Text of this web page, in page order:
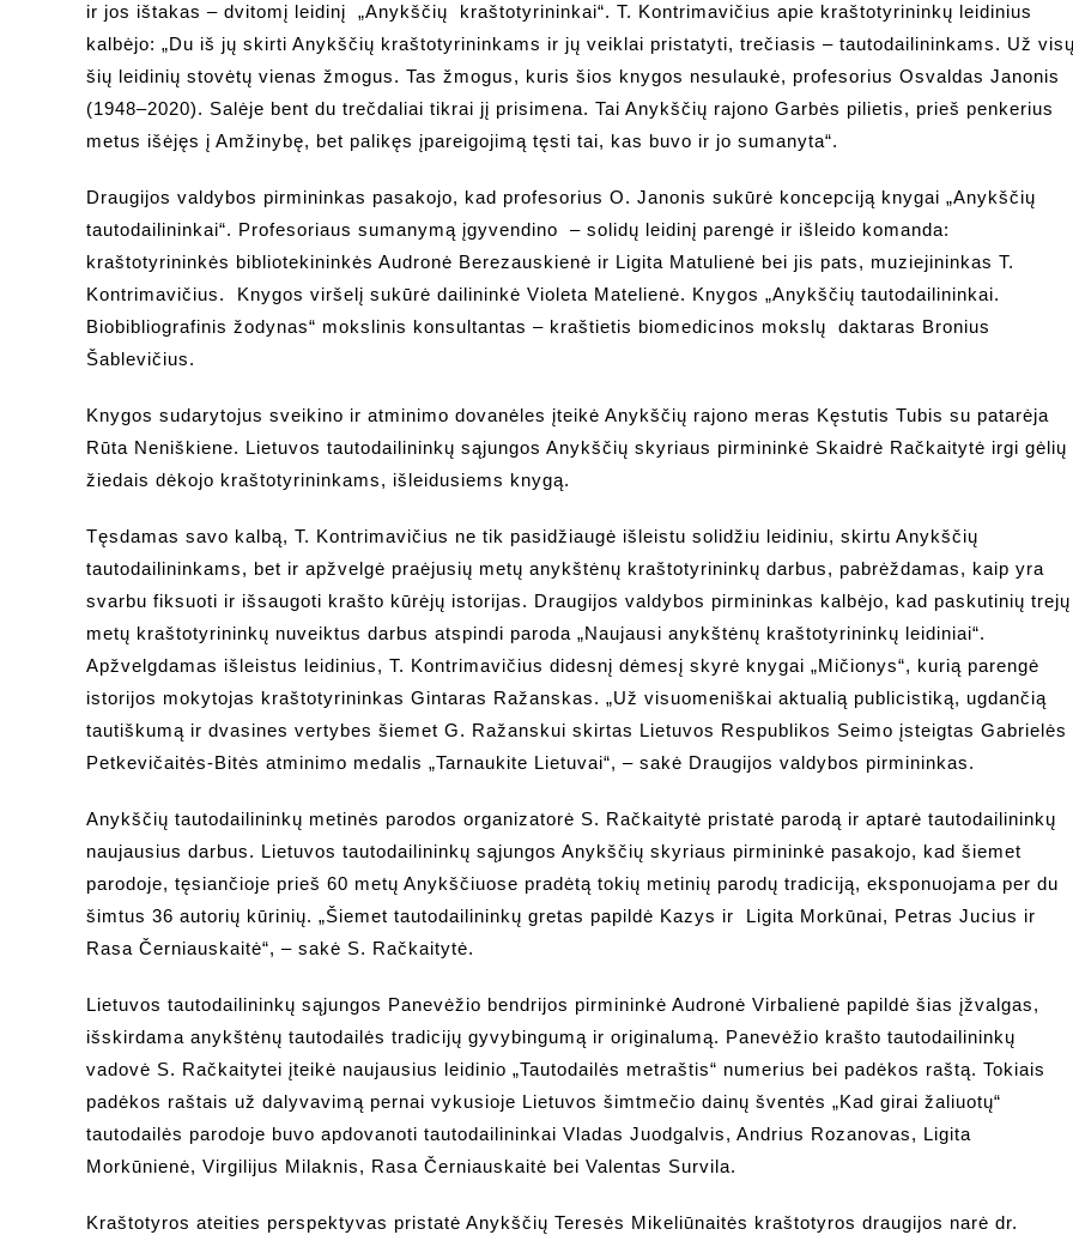
ir jos ištakas – dvitomį leidinį „Anykščių kraštotyrininkai“. T. Kontrimavičius apie kraštotyrininkų leidinius
kalbėjo: „Du iš jų skirti Anykščių kraštotyrininkams ir jų veiklai pristatyti, trečiasis – tautodailininkams. Už
šių leidinių stovėtų vienas žmogus. Tas žmogus, kuris šios knygos nesulaukė, profesorius Osvaldas Janonis
(1948–2020). Salėje bent du trečdaliai tikrai jį prisimena. Tai Anykščių rajono Garbės pilietis, prieš penkerius
metus išėjęs į Amžinybę, bet palikęs įpareigojimą tęsti tai, kas buvo ir jo sumanyta“.
Draugijos valdybos pirmininkas pasakojo, kad profesorius O. Janonis sukūrė koncepciją knygai „Anykščių
tautodailininkai“. Profesoriaus sumanymą įgyvendino – solidų leidinį parengė ir išleido komanda:
kraštotyrininkės bibliotekininkės Audronė Berezauskienė ir Ligita Matulienė bei jis pats, muziejininkas T.
Kontrimavičius. Knygos viršelį sukūrė dailininkė Violeta Matelienė. Knygos „Anykščių tautodailininkai.
Biobibliografinis žodynas“ mokslinis konsultantas – kraštietis biomedicinos mokslų daktaras Bronius
Šablevičius.
Knygos sudarytojus sveikino ir atminimo dovanėles įteikė Anykščių rajono meras Kęstutis Tubis su patarėja
Rūta Neniškiene. Lietuvos tautodailininkų sąjungos Anykščių skyriaus pirmininkė Skaidrė Račkaitytė irgi gėlių
žiedais dėkojo kraštotyrininkams, išleidusiems knygą.
Tęsdamas savo kalbą, T. Kontrimavičius ne tik pasidžiaugė išleistu solidžiu leidiniu, skirtu Anykščių
tautodailininkams, bet ir apžvelgė praėjusių metų anykštėnų kraštotyrininkų darbus, pabrėždamas, kaip yra
svarbu fiksuoti ir išsaugoti krašto kūrėjų istorijas. Draugijos valdybos pirmininkas kalbėjo, kad paskutinių trejų
metų kraštotyrininkų nuveiktus darbus atspindi paroda „Naujausi anykštėnų kraštotyrininkų leidiniai“.
Apžvelgdamas išleistus leidinius, T. Kontrimavičius didesnį dėmesį skyrė knygai „Mičionys“, kurią parengė
istorijos mokytojas kraštotyrininkas Gintaras Ražanskas. „Už visuomeniškai aktualią publicistiką, ugdančią
tautiškumą ir dvasines vertybes šiemet G. Ražanskui skirtas Lietuvos Respublikos Seimo įsteigtas Gabrielės
Petkevičaitės-Bitės atminimo medalis „Tarnaukite Lietuvai“, – sakė Draugijos valdybos pirmininkas.
Anykščių tautodailininkų metinės parodos organizatorė S. Račkaitytė pristatė parodą ir aptarė tautodailininkų
naujausius darbus. Lietuvos tautodailininkų sąjungos Anykščių skyriaus pirmininkė pasakojo, kad šiemet
parodoje, tęsiančioje prieš 60 metų Anykščiuose pradėtą tokių metinių parodų tradiciją, eksponuojama per du
šimtus 36 autorių kūrinių. „Šiemet tautodailininkų gretas papildė Kazys ir Ligita Morkūnai, Petras Jucius ir
Rasa Černiauskaitė“, – sakė S. Račkaitytė.
Lietuvos tautodailininkų sąjungos Panevėžio bendrijos pirmininkė Audronė Virbalienė papildė šias įžvalgas,
išskirdama anykštėnų tautodailės tradicijų gyvybingumą ir originalumą. Panevėžio krašto tautodailininkų
vadovė S. Račkaitytei įteikė naujausius leidinio „Tautodailės metraštis“ numerius bei padėkos raštą. Tokiais
padėkos raštais už dalyvavimą pernai vykusioje Lietuvos šimtmečio dainų šventės „Kad girai žaliuotų“
tautodailės parodoje buvo apdovanoti tautodailininkai Vladas Juodgalvis, Andrius Rozanovas, Ligita
Morkūnienė, Virgilijus Milaknis, Rasa Černiauskaitė bei Valentas Survila.
Kraštotyros ateities perspektyvas pristatė Anykščių Teresės Mikeliūnaitės kraštotyros draugijos narė dr.